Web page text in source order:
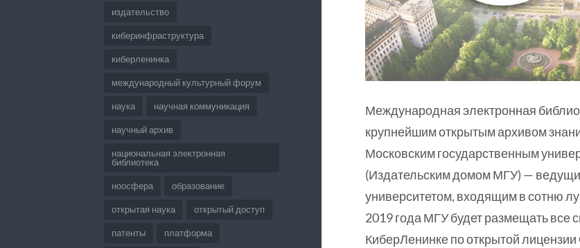
издательство
киберинфраструктура
киберленинка
международный культурный форум
наука научная коммуникация
научный архив
национальная электронная
библиотека
ноосфера образование
открытая наука открытый доступ
патенты платформа
Международная электронная
крупнейшим открытым архивом
Московским государственным
(Издательским домом МГУ) —
университетом, входящим в сотню
2019 года МГУ будет размещать все
КиберЛенинке по открытой